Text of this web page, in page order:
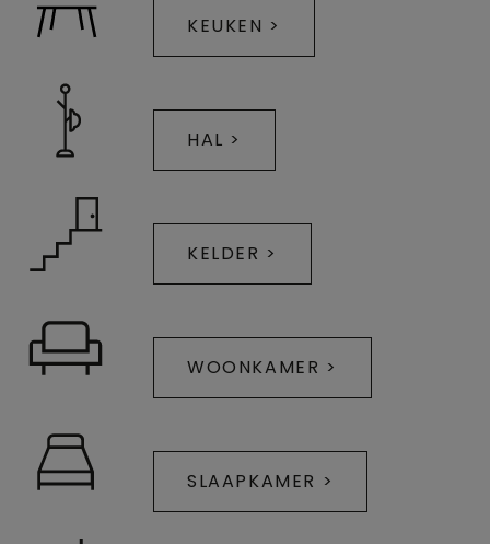
KEUKEN >
HAL >
KELDER >
WOONKAMER >
SLAAPKAMER >